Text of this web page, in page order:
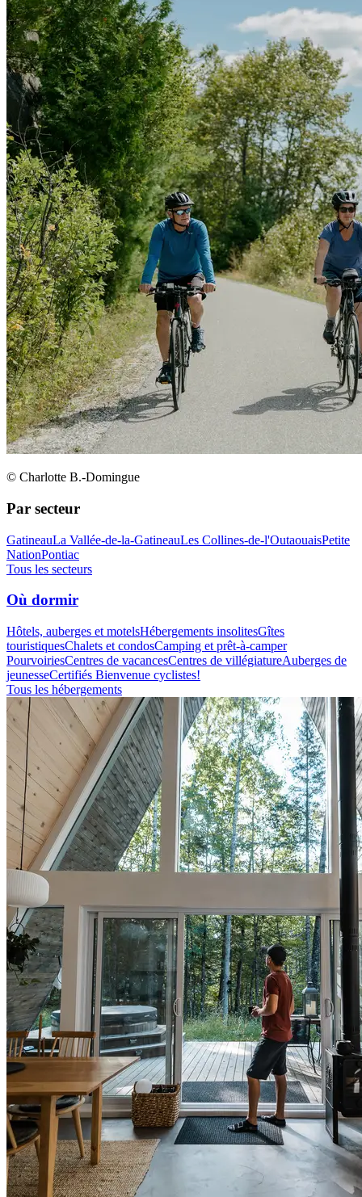
© Charlotte B.-Domingue
Par secteur
GatineauLa Vallée-de-la-GatineauLes Collines-de-l'OutaouaisPetite
NationPontiac
Tous les secteurs
Où dormir
Hôtels, auberges et motelsHébergements insolitesGîtes
touristiquesChalets et condosCamping et prêt-à-camper
PourvoiriesCentres de vacancesCentres de villégiatureAuberges de
jeunesseCertifiés Bienvenue cyclistes!
Tous les hébergements